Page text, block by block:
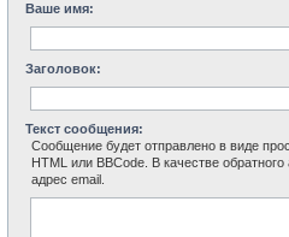
Ваше имя:
Заголовок:
Текст сообщения:
Сообщение будет отправлено в виде
HTML или BBCode. В качестве
адрес email.